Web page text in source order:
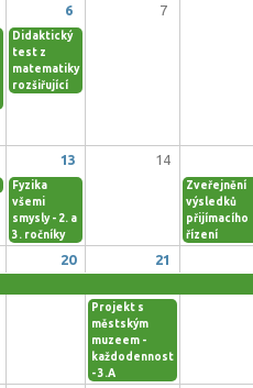
6 7
Didaktický
test z
matematiky
rozšiřující
13 14
Fyzika
všemi
smysly - 2. a
3. ročníky
Zveřejnění
výsledků
přijímacího
řízení
20 21
Projekt s
městským
muzeem -
každodennost
- 3.A